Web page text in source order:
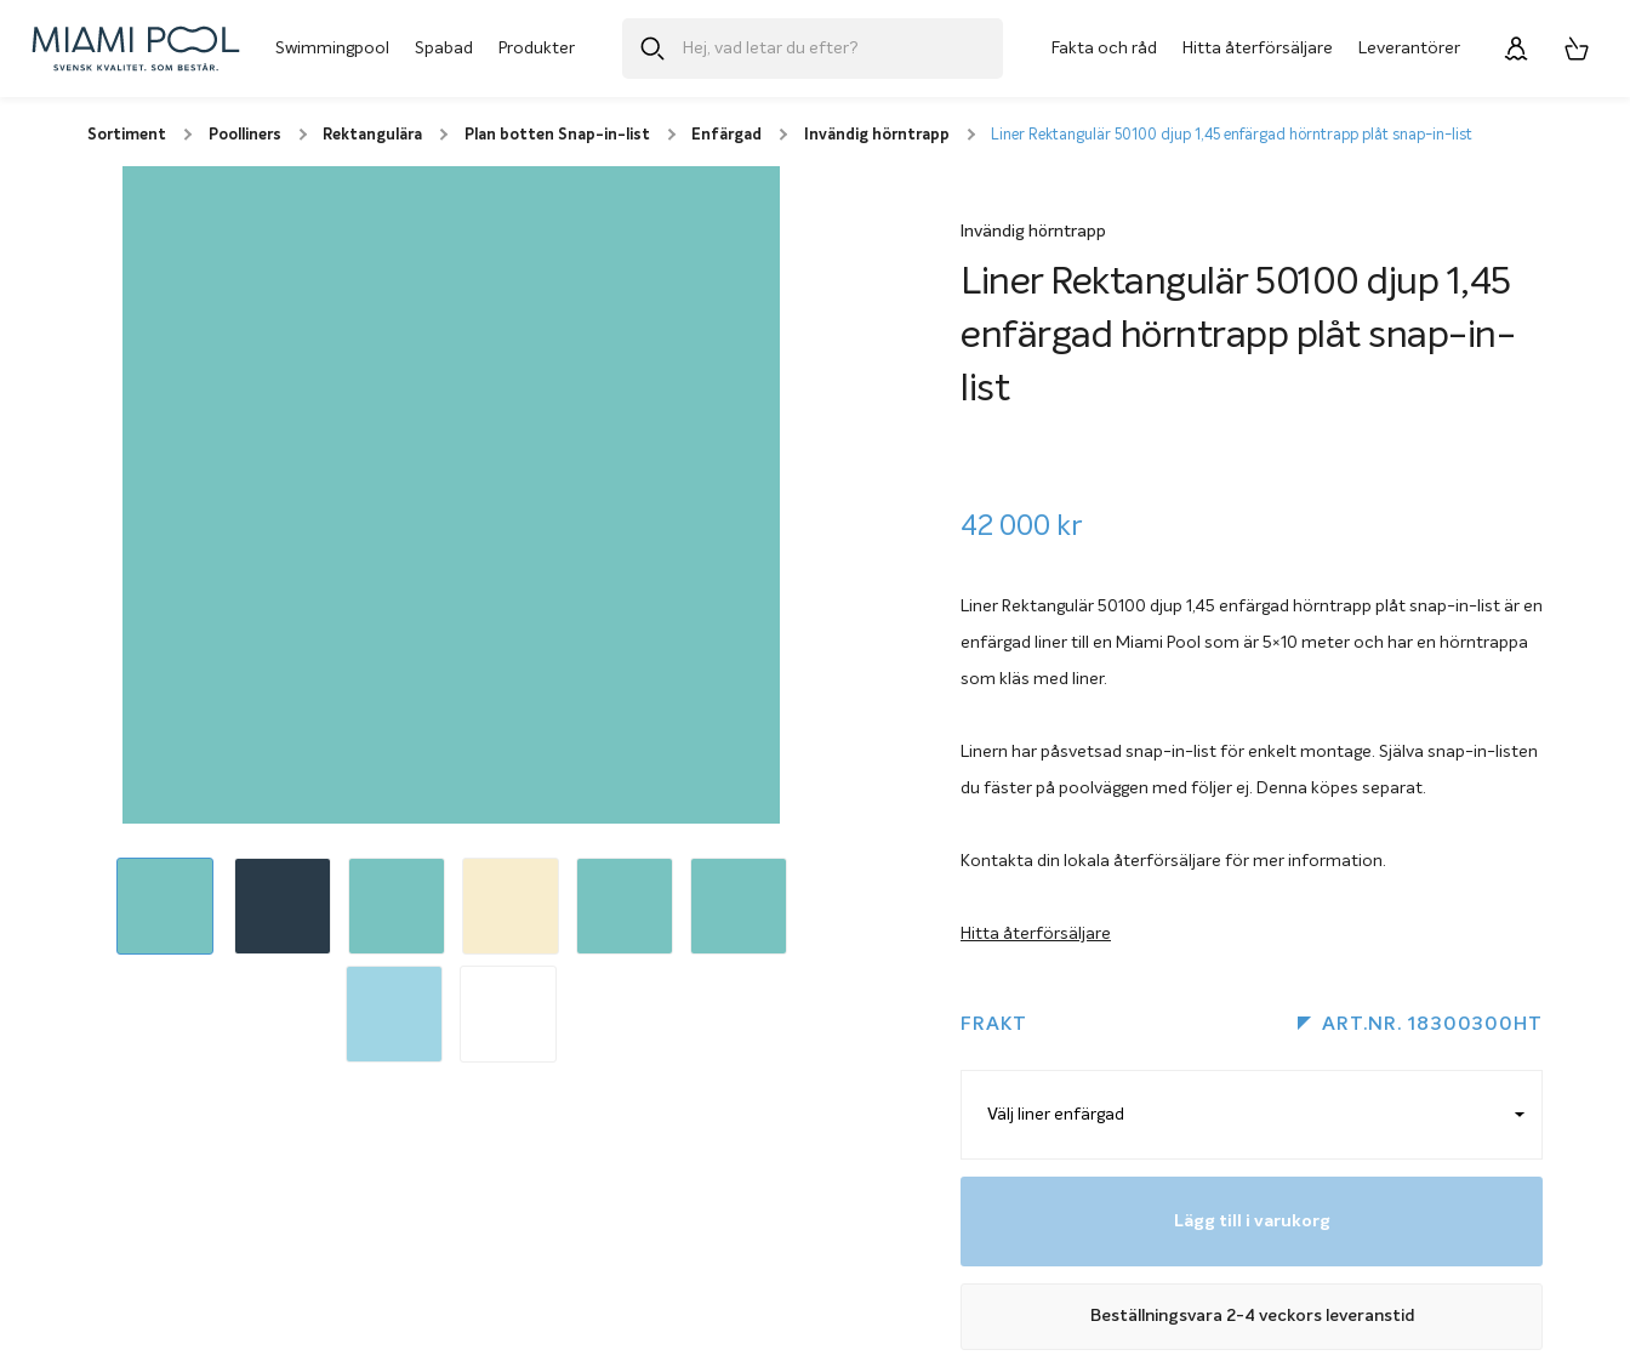
Swimmingpool Spabad Produkter Fakta och råd Hitta återförsäljare Leverantörer
Sortiment Poolliners Rektangulära Plan botten Snap-in-list Enfärgad Invändig hörntrapp Liner Rektangulär 50100 djup 1,45 enfärgad hörntrapp plåt snap-in-list
Invändig hörntrapp
Liner Rektangulär 50100 djup 1,45
enfärgad hörntrapp plåt snap-in-
list
42 000 kr
Liner Rektangulär 50100 djup 1,45 enfärgad hörntrapp plåt snap-in-list är en
enfärgad liner till en Miami Pool som är 5×10 meter och har en hörntrappa
som kläs med liner.
Linern har påsvetsad snap-in-list för enkelt montage. Själva snap-in-listen
du fäster på poolväggen med följer ej. Denna köpes separat.
Kontakta din lokala återförsäljare för mer information.
Hitta återförsäljare
FRAKT ART.NR. 18300300HT
Lägg till i varukorg
Beställningsvara 2-4 veckors leveranstid